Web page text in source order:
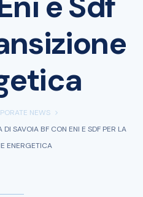
NEWS
DI SAVOIA BF CON ENI E SDF PER LA
ENERGETICA